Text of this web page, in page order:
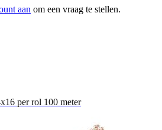
aan om een vraag te stellen.
per rol 100 meter